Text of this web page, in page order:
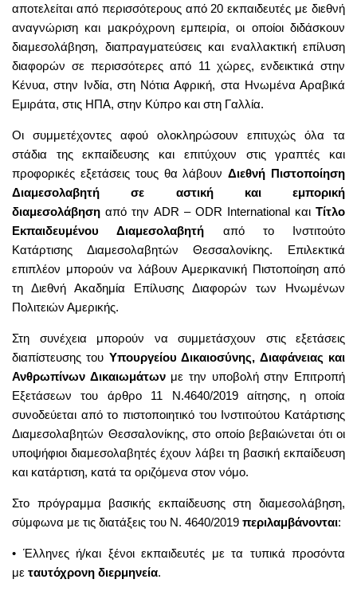
αποτελείται από περισσότερους από 20 εκπαιδευτές με διεθνή
αναγνώριση και μακρόχρονη εμπειρία, οι οποίοι διδάσκουν
διαμεσολάβηση, διαπραγματεύσεις και εναλλακτική επίλυση
διαφορών σε περισσότερες από 11 χώρες, ενδεικτικά στην
Κένυα, στην Ινδία, στη Νότια Αφρική, στα Ηνωμένα Αραβικά
Εμιράτα, στις ΗΠΑ, στην Κύπρο και στη Γαλλία.
Οι συμμετέχοντες αφού ολοκληρώσουν επιτυχώς όλα τα
στάδια της εκπαίδευσης και επιτύχουν στις γραπτές και
προφορικές εξετάσεις τους θα λάβουνΔιεθνή Πιστοποίηση
Διαμεσολαβητή σε αστική και εμπορική
διαμεσολάβηση από την ADR – ODR International και Τίτλο
Εκπαιδευμένου Διαμεσολαβητή από το Ινστιτούτο
Κατάρτισης Διαμεσολαβητών Θεσσαλονίκης. Επιλεκτικά
επιπλέον μπορούν να λάβουν Αμερικανική Πιστοποίηση από
τη Διεθνή Ακαδημία Επίλυσης Διαφορών των Ηνωμένων
Πολιτειών Αμερικής.
Στη συνέχεια μπορούν να συμμετάσχουν στις εξετάσεις
διαπίστευσης του Υπουργείου Δικαιοσύνης, Διαφάνειας και
Ανθρωπίνων Δικαιωμάτωνμε την υποβολή στην Επιτροπή
Εξετάσεων του άρθρο 11 Ν.4640/2019 αίτησης, η οποία
συνοδεύεται από το πιστοποιητικό του Ινστιτούτου Κατάρτισης
Διαμεσολαβητών Θεσσαλονίκης, στο οποίο βεβαιώνεται ότι οι
υποψήφιοι διαμεσολαβητές έχουν λάβει τη βασική εκπαίδευση
και κατάρτιση, κατά τα οριζόμενα στον νόμο.
Στο πρόγραμμα βασικής εκπαίδευσης στη διαμεσολάβηση,
σύμφωνα με τις διατάξεις του Ν. 4640/2019 περιλαμβάνονται:
• Έλληνες ή/και ξένοι εκπαιδευτές με τα τυπικά προσόντα
με ταυτόχρονη διερμηνεία.